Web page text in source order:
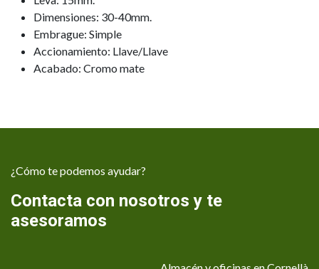
Dimensiones: 30-40mm.
Embrague: Simple
Accionamiento: Llave/Llave
Acabado: Cromo mate
¿Cómo te podemos ayudar?
Contacta con nosotros y te
asesoramos